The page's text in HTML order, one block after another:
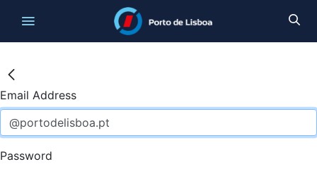
Email Address
Password